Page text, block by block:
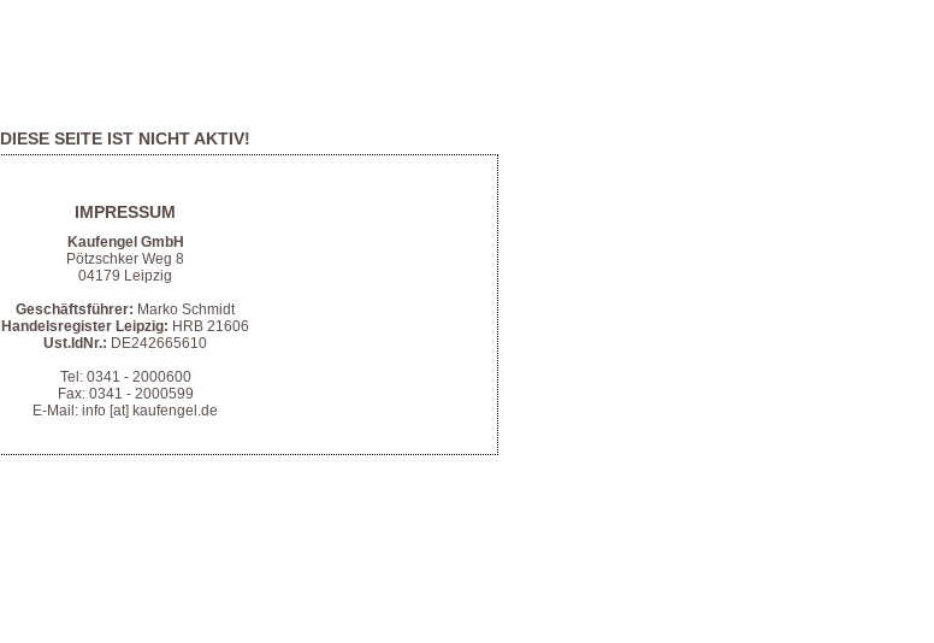
DIESE SEITE IST NICHT AKTIV!
IMPRESSUM
Kaufengel GmbH
Pötzschker Weg 8
04179 Leipzig
Geschäftsführer: Marko Schmidt
Handelsregister Leipzig: HRB 21606
Ust.IdNr.: DE242665610
Tel: 0341 - 2000600
Fax: 0341 - 2000599
E-Mail: info [at] kaufengel.de